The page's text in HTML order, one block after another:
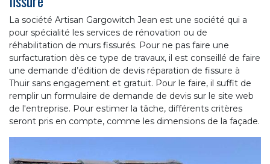
La société Artisan Gargowitch Jean est une société qui a
pour spécialité les services de rénovation ou de
réhabilitation de murs fissurés. Pour ne pas faire une
surfacturation dès ce type de travaux, il est conseillé de faire
une demande d’édition de devis réparation de fissure à
Thuir sans engagement et gratuit. Pour le faire, il suffit de
remplir un formulaire de demande de devis sur le site web
de l'entreprise. Pour estimer la tâche, différents critères
seront pris en compte, comme les dimensions de la façade.